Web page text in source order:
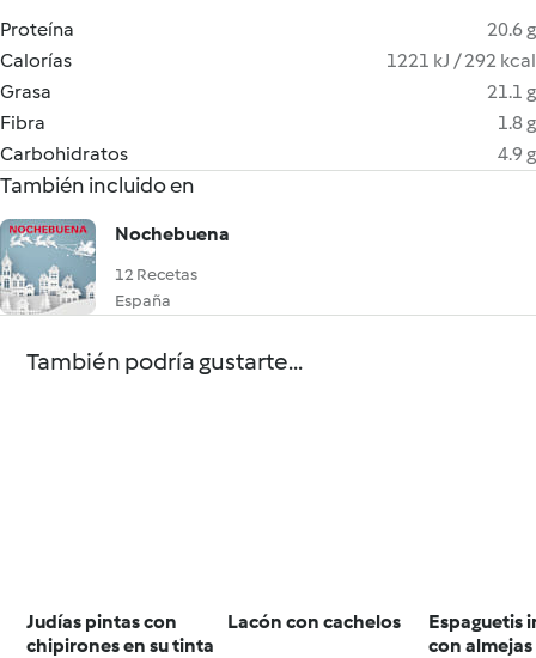
Proteína
20.6 g
Calorías
1221 kJ / 292 kcal
Grasa
21.1 g
Fibra
1.8 g
Carbohidratos
4.9 g
También incluido en
Nochebuena
12 Recetas
España
También podría gustarte...
Judías pintas con
chipirones en su tinta
Lacón con cachelos
Espaguetis
con almejas